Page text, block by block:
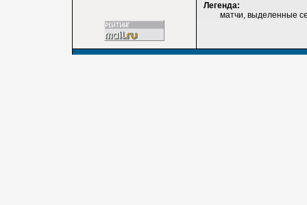
Легенда:
матчи, выделенные